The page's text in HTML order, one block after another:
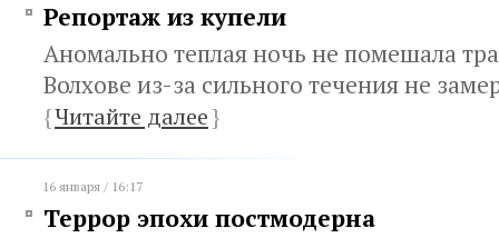
Репортаж из купели
Аномально теплая ночь не помешала
Волхове из-за сильного течения не
{Читайте далее}
16 января / 16:17
Террор эпохи постмодерна